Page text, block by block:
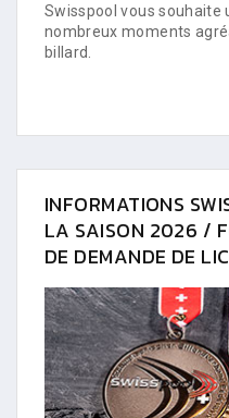
Swisspool vous souhaite
nombreux moments
billard.
INFORMATIONS
LA SAISON 2026 /
DE DEMANDE DE